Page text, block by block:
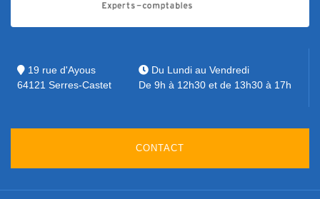
19 rue d'Ayous
64121 Serres-Castet
Du Lundi au Vendredi
De 9h à 12h30 et de 13h30 à 17h
CONTACT